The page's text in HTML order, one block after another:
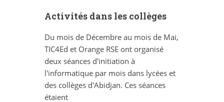
Activités dans les collèges
Du mois de Décembre au mois de Mai,
TIC4Ed et Orange RSE ont organisé
deux séances d'initiation à
l'informatique par mois dans lycées et
des collèges d'Abidjan. Ces séances
étaient